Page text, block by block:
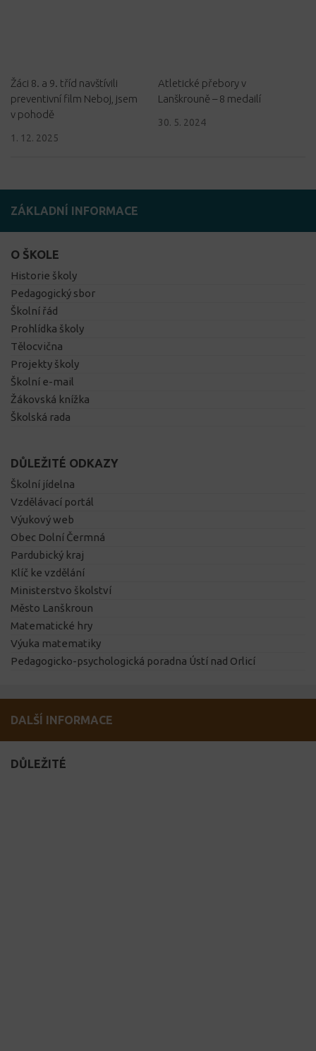
Žáci 8. a 9. tříd navštívili
preventivní film Neboj, jsem
v pohodě
1. 12. 2025
Atletické přebory v
Lanškrouně – 8 medailí
30. 5. 2024
ZÁKLADNÍ INFORMACE
O ŠKOLE
Historie školy
Pedagogický sbor
Školní řád
Prohlídka školy
Tělocvična
Projekty školy
Školní e-mail
Žákovská knížka
Školská rada
DŮLEŽITÉ ODKAZY
Školní jídelna
Vzdělávací portál
Výukový web
Obec Dolní Čermná
Pardubický kraj
Klíč ke vzdělání
Ministerstvo školství
Město Lanškroun
Matematické hry
Výuka matematiky
Pedagogicko-psychologická poradna Ústí nad Orlicí
DALŠÍ INFORMACE
DŮLEŽITÉ